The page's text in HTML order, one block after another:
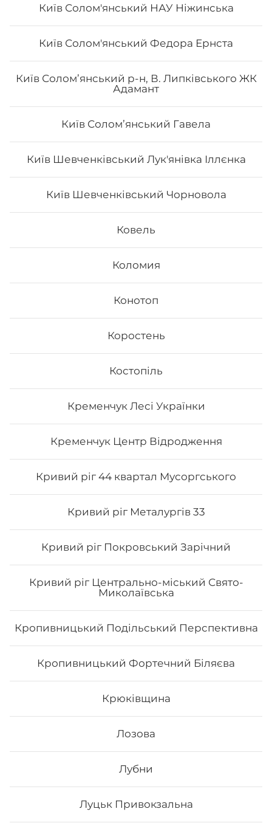
Київ Солом'янський НАУ Ніжинська
Київ Солом'янський Федора Ернста
Київ Солом’янський р-н, В. Липківського ЖК
Адамант
Київ Соломʼянський Гавела
Київ Шевченківський Лук'янівка Іллєнка
Київ Шевченківський Чорновола
Ковель
Коломия
Конотоп
Коростень
Костопіль
Кременчук Лесі Українки
Кременчук Центр Відродження
Кривий ріг 44 квартал Мусоргського
Кривий ріг Металургів 33
Кривий ріг Покровський Зарічний
Кривий ріг Центрально-міський Свято-
Миколаївська
Кропивницький Подільський Перспективна
Кропивницький Фортечний Біляєва
Крюківщина
Лозова
Лубни
Луцьк Привокзальна
Авторський «Авокадо рол»
Вага: 290 г Склад: Норі, Рис, Сир філа, Тигрова
креветка, Манго, Авокадо, Кунжут чорний, Унагі
Рол «Гриль рол»
Вага:197 г Склад: Норі, рис, тунець гриль, манго, сир
213